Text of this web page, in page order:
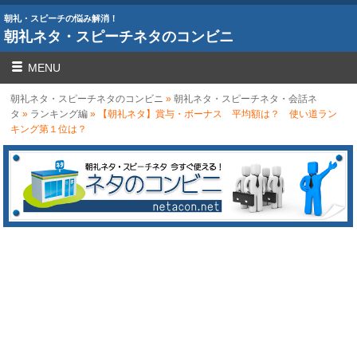
朝礼・スピーチの悩み解消！
朝礼ネタ・スピーチネタのコンビニ
MENU
朝礼ネタ・スピーチネタのコンビニ »朝礼ネタ・スピーチネタ・会話ネ
タ » ランキング編 » 【朝礼ネタ】賞与・ボーナス 平均額は？ 使い道ラン
キング第１位は？